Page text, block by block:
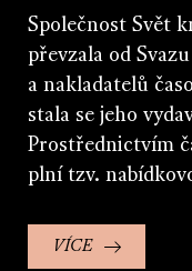
Společnost Svět
převzala od
a nakladatelů
stala se jeho
Prostřednictvím
plní tzv.
VÍCE